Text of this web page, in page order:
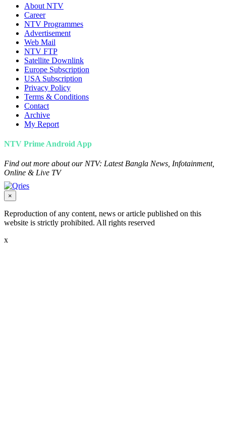
About NTV
Career
NTV Programmes
Advertisement
Web Mail
NTV FTP
Satellite Downlink
Europe Subscription
USA Subscription
Privacy Policy
Terms & Conditions
Contact
Archive
My Report
NTV Prime Android App
Find out more about our NTV: Latest Bangla News, Infotainment,
Online & Live TV
×
Reproduction of any content, news or article published on this
website is strictly prohibited. All rights reserved
x